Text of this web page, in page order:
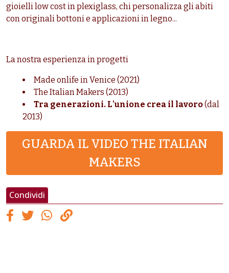
gioielli low cost in plexiglass, chi personalizza gli abiti
con originali bottoni e applicazioni in legno...
La nostra esperienza in progetti
Made onlife in Venice (2021)
The Italian Makers (2013)
Tra generazioni. L'unione crea il lavoro(dal
2013)
GUARDA IL VIDEO THE ITALIAN
MAKERS
Condividi